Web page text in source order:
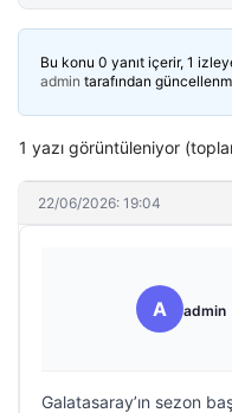
Bu konu 0 yanıt içerir, 1
admin tarafından
1 yazı görüntüleniyor
22/06/2026: 19:04
A admin
Galatasaray’ın sezon